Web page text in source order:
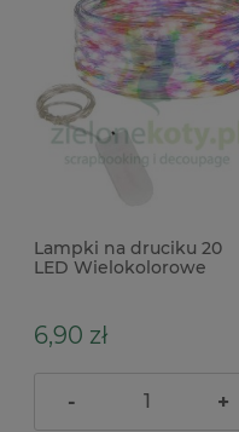
Lampki na druciku 20
LED Wielokolorowe
6,90 zł
- +